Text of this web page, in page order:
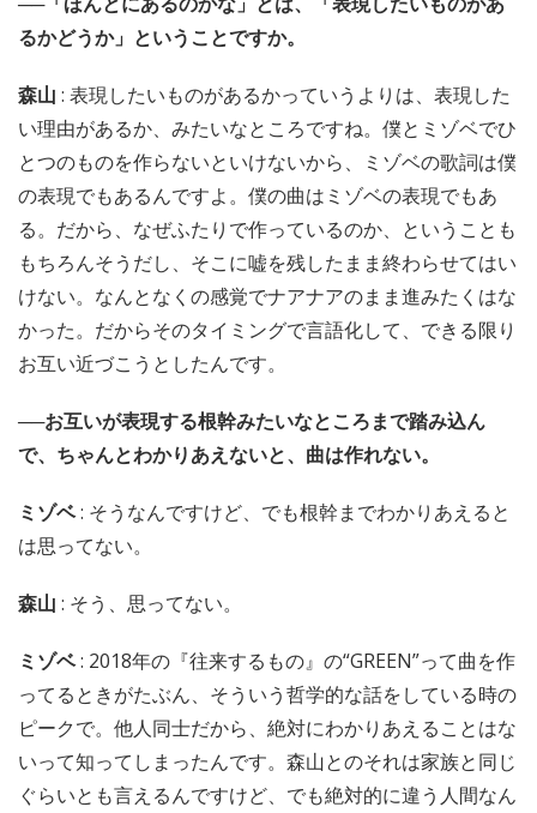
るかどうか」ということですか。
森山 : 表現したいものがあるかっていうよりは、表現した
い理由があるか、みたいなところですね。僕とミゾベでひ
とつのものを作らないといけないから、ミゾベの歌詞は僕
の表現でもあるんですよ。僕の曲はミゾベの表現でもあ
る。だから、なぜふたりで作っているのか、ということも
もちろんそうだし、そこに嘘を残したまま終わらせてはい
けない。なんとなくの感覚でナアナアのまま進みたくはな
かった。だからそのタイミングで言語化して、できる限り
お互い近づこうとしたんです。
──お互いが表現する根幹みたいなところまで踏み込ん
で、ちゃんとわかりあえないと、曲は作れない。
ミゾベ: そうなんですけど、でも根幹までわかりあえると
は思ってない。
森山 : そう、思ってない。
ミゾベ: 2018年の『往来するもの』の“GREEN”って曲を作
ってるときがたぶん、そういう哲学的な話をしている時の
ピークで。他人同士だから、絶対にわかりあえることはな
いって知ってしまったんです。森山とのそれは家族と同じ
ぐらいとも言えるんですけど、でも絶対的に違う人間なん